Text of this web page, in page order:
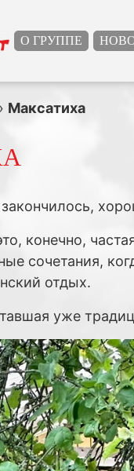
О ГРУППЕ
Максатиха
конечно,
сочетания,
отдых.
уже